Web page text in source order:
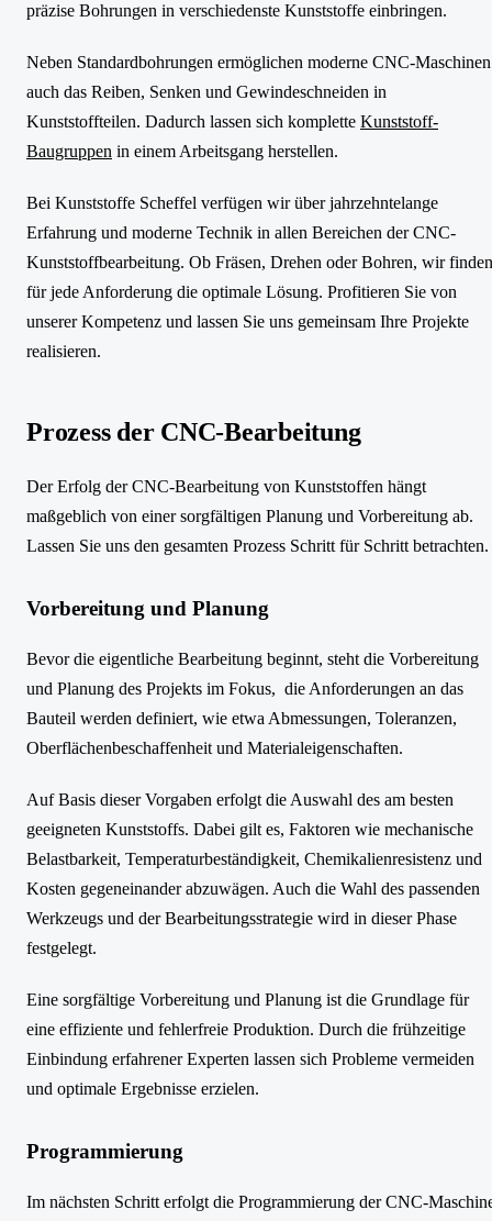
präzise Bohrungen in verschiedenste Kunststoffe einbringen.
Neben Standardbohrungen ermöglichen moderne CNC-Maschinen
auch das Reiben, Senken und Gewindeschneiden in
Kunststoffteilen. Dadurch lassen sich komplette Kunststoff-
Baugruppen in einem Arbeitsgang herstellen.
Bei Kunststoffe Scheffel verfügen wir über jahrzehntelange
Erfahrung und moderne Technik in allen Bereichen der CNC-
Kunststoffbearbeitung. Ob Fräsen, Drehen oder Bohren, wir finden
für jede Anforderung die optimale Lösung. Profitieren Sie von
unserer Kompetenz und lassen Sie uns gemeinsam Ihre Projekte
realisieren.
Prozess der CNC-Bearbeitung
Der Erfolg der CNC-Bearbeitung von Kunststoffen hängt
maßgeblich von einer sorgfältigen Planung und Vorbereitung ab.
Lassen Sie uns den gesamten Prozess Schritt für Schritt betrachten.
Vorbereitung und Planung
Bevor die eigentliche Bearbeitung beginnt, steht die Vorbereitung
und Planung des Projekts im Fokus, die Anforderungen an das
Bauteil werden definiert, wie etwa Abmessungen, Toleranzen,
Oberflächenbeschaffenheit und Materialeigenschaften.
Auf Basis dieser Vorgaben erfolgt die Auswahl des am besten
geeigneten Kunststoffs. Dabei gilt es, Faktoren wie mechanische
Belastbarkeit, Temperaturbeständigkeit, Chemikalienresistenz und
Kosten gegeneinander abzuwägen. Auch die Wahl des passenden
Werkzeugs und der Bearbeitungsstrategie wird in dieser Phase
festgelegt.
Eine sorgfältige Vorbereitung und Planung ist die Grundlage für
eine effiziente und fehlerfreie Produktion. Durch die frühzeitige
Einbindung erfahrener Experten lassen sich Probleme vermeiden
und optimale Ergebnisse erzielen.
Programmierung
Im nächsten Schritt erfolgt die Programmierung der CNC-